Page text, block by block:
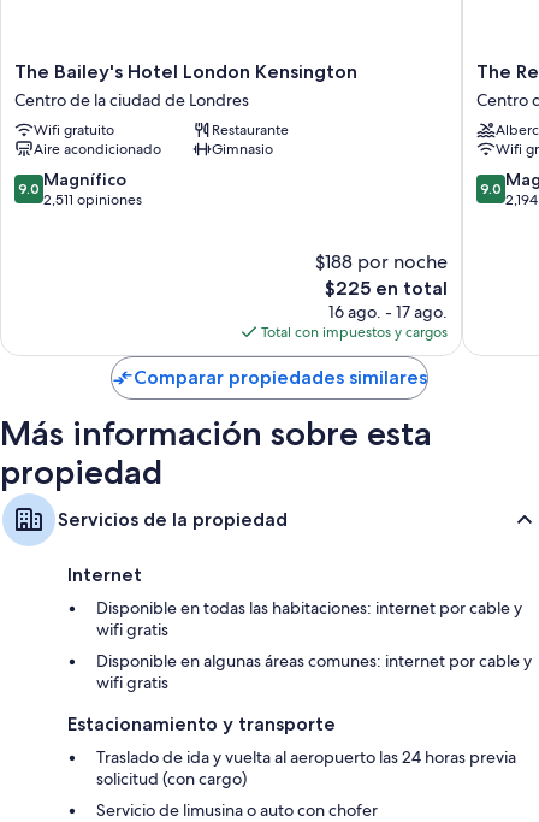
The
Bailey's
Hotel
London
Kensington
Centro
de
The Bailey's Hotel London Kensington
Centro de la ciudad de Londres
Wifi gratuito
Restaurante
Aire acondicionado
Gimnasio
9.0
de
9.0 Magnífico
2,511 opiniones
$188 por noche
El
precio
actual
es
de
$225
$225 en total
16 ago. - 17 ago.
Total con impuestos y cargos
The
Centro
de
la
ciudad
de
The
Centro
Wifi
9.0
de
9.0
Comparar propiedades similares
Más información sobre esta
propiedad
Servicios de la propiedad
Internet
Disponible en todas las habitaciones: internet por cable y
wifi gratis
Disponible en algunas áreas comunes: internet por cable y
wifi gratis
Estacionamiento y transporte
Traslado de ida y vuelta al aeropuerto las 24 horas previa
solicitud (con cargo)
Servicio de limusina o auto con chofer